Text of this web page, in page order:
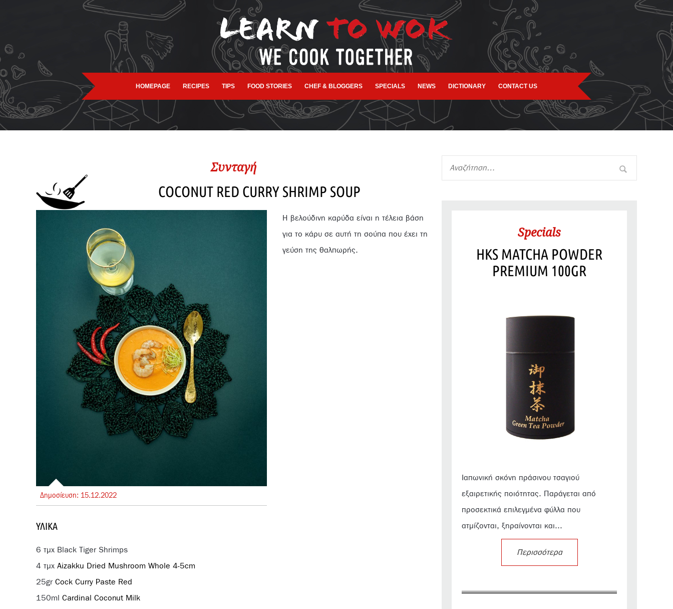
HOMEPAGE RECIPES TIPS FOOD STORIES CHEF & BLOGGERS SPECIALS NEWS DICTIONARY CONTACT US
Συνταγή
COCONUT RED CURRY SHRIMP SOUP
Δημοσίευση: 15.12.2022
Η βελούδινη καρύδα είναι η τέλεια βάση
για το κάρυ σε αυτή τη σούπα που έχει τη
γεύση της θαλπωρής.
ΥΛΙΚΆ
6 τμχ Black Tiger Shrimps
4 τμχ Aizakku Dried Mushroom Whole 4-5cm
25gr Cock Curry Paste Red
150ml Cardinal Coconut Milk
Specials
HKS MATCHA POWDER
PREMIUM 100GR
Ιαπωνική σκόνη πράσινου τσαγιού
εξαιρετικής ποιότητας. Παράγεται από
προσεκτικά επιλεγμένα φύλλα που
ατμίζονται, ξηραίνονται και...
Περισσότερα